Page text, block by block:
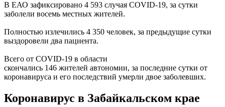
В ЕАО зафиксировано 4 593 случая COVID-19, за сутки
заболели восемь местных жителей.
Полностью излечились 4 350 человек, за предыдущие сутки
выздоровели два пациента.
Всего от COVID-19 в области
скончались 146 жителей автономии, за последние сутки от
коронавируса и его последствий умерли двое заболевших.
Коронавирус в Забайкальском крае